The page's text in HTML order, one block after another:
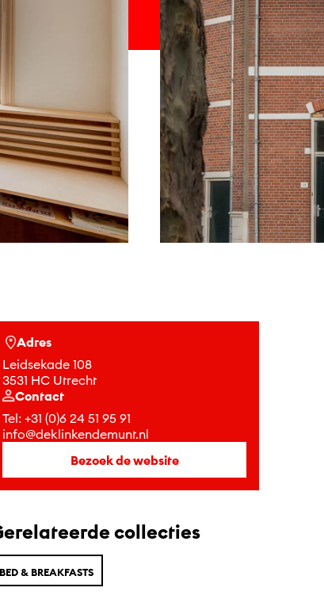
Adres
Leidsekade 108
3531 HC Utrecht
Contact
Tel: +31 (0)6 24 51 95 91
info@deklinkendemunt.nl
Bezoek de website
collecties
BED & BREAKFASTS